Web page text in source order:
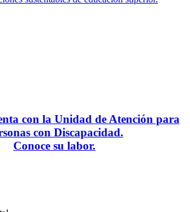
con la Unidad de Atención para
con Discapacidad.
Conoce su labor.